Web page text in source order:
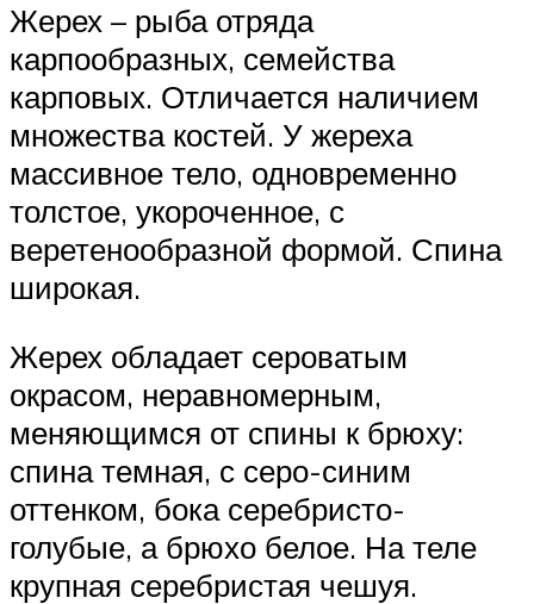
Жерех – рыба отряда
карпообразных, семейства
карповых. Отличается наличием
множества костей. У жереха
массивное тело, одновременно
толстое, укороченное, с
веретенообразной формой. Спина
широкая.
Жерех обладает сероватым
окрасом, неравномерным,
меняющимся от спины к брюху:
спина темная, с серо-синим
оттенком, бока серебристо-
голубые, а брюхо белое. На теле
крупная серебристая чешуя.